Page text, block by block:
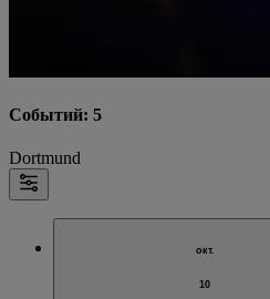
Событий: 5
Dortmund
окт.
10